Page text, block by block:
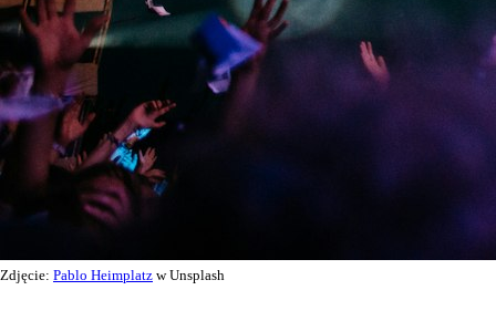
Zdjęcie: Pablo Heimplatz w Unsplash